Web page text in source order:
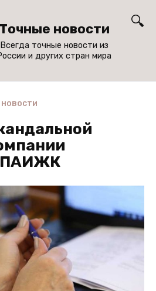
Точные новости
Всегда точные новости из
и других стран мира
НОВОСТИ
ПАИЖК